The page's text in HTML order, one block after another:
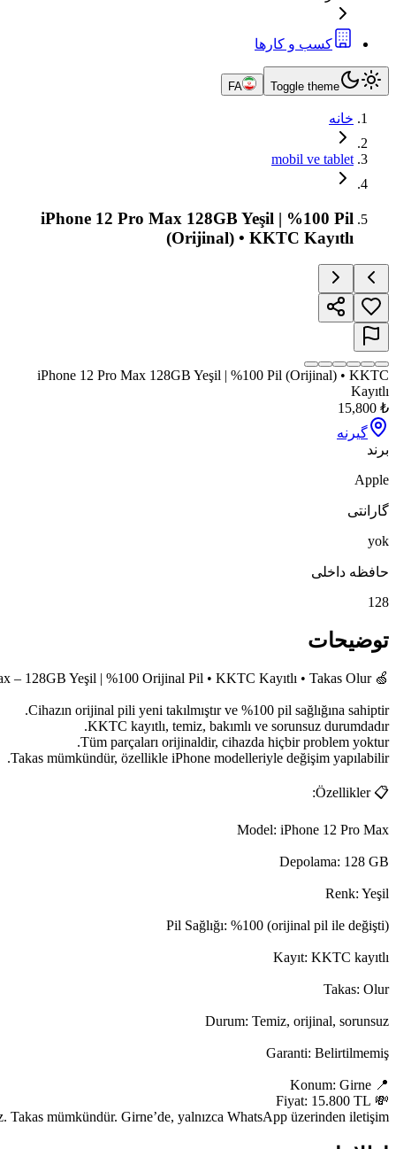
iPhone 12 Pro Max 128GB yeşil renk, %100 orijinal pil ile